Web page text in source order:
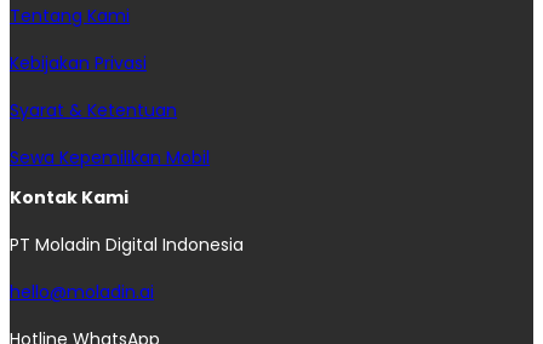
Tentang Kami
Kebijakan Privasi
Syarat & Ketentuan
Sewa Kepemilikan Mobil
Kontak Kami
PT Moladin Digital Indonesia
hello@moladin.ai
Hotline WhatsApp